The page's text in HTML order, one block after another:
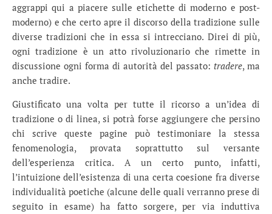
aggrappi qui a piacere sulle etichette di moderno e post-
moderno) e che certo apre il discorso della tradizione sulle
diverse tradizioni che in essa si intrecciano. Direi di più,
ogni tradizione è un atto rivoluzionario che rimette in
discussione ogni forma di autorità del passato: tradere, ma
anche tradire.
Giustificato una volta per tutte il ricorso a un’idea di
tradizione o di linea, si potrà forse aggiungere che persino
chi scrive queste pagine può testimoniare la stessa
fenomenologia, provata soprattutto sul versante
dell’esperienza critica. A un certo punto, infatti,
l’intuizione dell’esistenza di una certa coesione fra diverse
individualità poetiche (alcune delle quali verranno prese di
seguito in esame) ha fatto sorgere, per via induttiva